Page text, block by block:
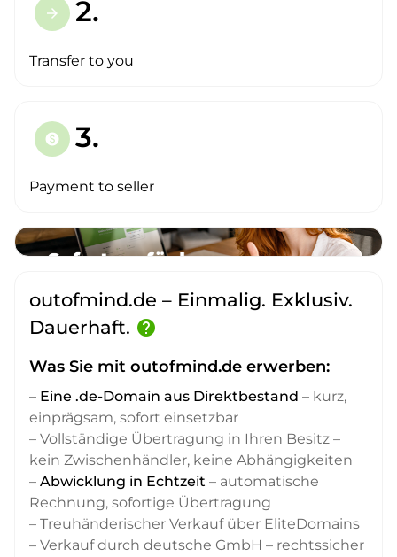
arrow_forward 2.
Transfer to you
paid 3.
Payment to seller
outofmind.de – Einmalig. Exklusiv.
Dauerhaft. help
Was Sie mit outofmind.de erwerben:
– Eine .de-Domain aus Direktbestand – kurz,
einprägsam, sofort einsetzbar
– Vollständige Übertragung in Ihren Besitz –
kein Zwischenhändler, keine Abhängigkeiten
– Abwicklung in Echtzeit – automatische
Rechnung, sofortige Übertragung
– Treuhänderischer Verkauf über EliteDomains
– Verkauf durch deutsche GmbH – rechtssicher